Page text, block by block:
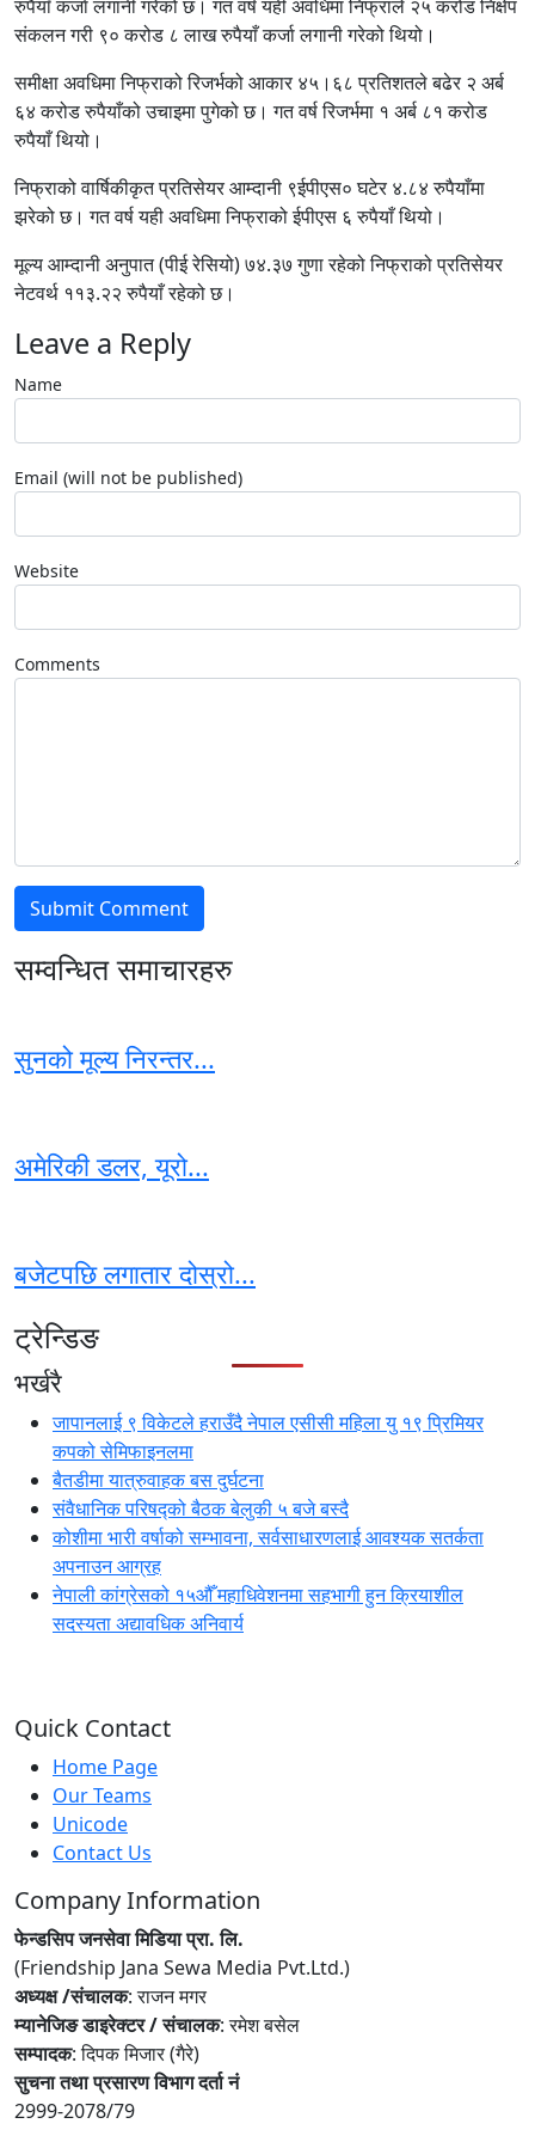
रुपैयाँ कर्जा लगानी गरेको छ। गत वर्ष यही अवधिमा निफ्राले २५ करोड निक्षेप
संकलन गरी ९० करोड ८ लाख रुपैयाँ कर्जा लगानी गरेको थियो।
समीक्षा अवधिमा निफ्राको रिजर्भको आकार ४५।६८ प्रतिशतले बढेर २ अर्ब
६४ करोड रुपैयाँको उचाइमा पुगेको छ। गत वर्ष रिजर्भमा १ अर्ब ८१ करोड
रुपैयाँ थियो।
निफ्राको वार्षिकीकृत प्रतिसेयर आम्दानी ९ईपीएस० घटेर ४.८४ रुपैयाँमा
झरेको छ। गत वर्ष यही अवधिमा निफ्राको ईपीएस ६ रुपैयाँ थियो।
मूल्य आम्दानी अनुपात (पीई रेसियो) ७४.३७ गुणा रहेको निफ्राको प्रतिसेयर
नेटवर्थ ११३.२२ रुपैयाँ रहेको छ।
Leave a Reply
Name
Email (will not be published)
Website
Comments
सम्वन्धित समाचारहरु
सुनको मूल्य निरन्तर...
अमेरिकी डलर, यूरो...
बजेटपछि लगातार दोस्रो...
ट्रेन्डिङ
भर्खरै
जापानलाई ९ विकेटले हराउँदै नेपाल एसीसी महिला यु १९ प्रिमियर
कपको सेमिफाइनलमा
बैतडीमा यात्रुवाहक बस दुर्घटना
संवैधानिक परिषद्को बैठक बेलुकी ५ बजे बस्दै
कोशीमा भारी वर्षाको सम्भावना, सर्वसाधारणलाई आवश्यक सतर्कता
अपनाउन आग्रह
नेपाली कांग्रेसको १५औँ महाधिवेशनमा सहभागी हुन क्रियाशील
सदस्यता अद्यावधिक अनिवार्य
Quick Contact
Home Page
Our Teams
Unicode
Contact Us
Company Information
फेन्डसिप जनसेवा मिडिया प्रा. लि.
(Friendship Jana Sewa Media Pvt.Ltd.)
अध्यक्ष /संचालक: राजन मगर
म्यानेजिङ डाइरेक्टर / संचालक: रमेश बसेल
सम्पादक: दिपक मिजार (गैरे)
सुचना तथा प्रसारण विभाग दर्ता नं
2999-2078/79